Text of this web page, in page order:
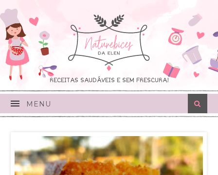
RECEITAS SAUDÁVEIS E SEM FRESCURA!
MENU